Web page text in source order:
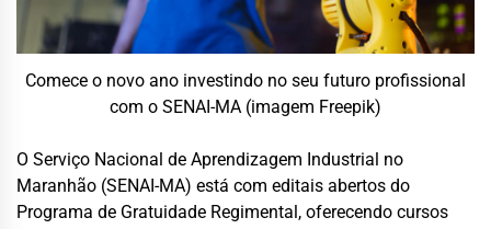
Comece o novo ano investindo no seu futuro profissional
com o SENAI-MA (imagem Freepik)
O Serviço Nacional de Aprendizagem Industrial no
Maranhão (SENAI-MA) está com editais abertos do
Programa de Gratuidade Regimental, oferecendo cursos